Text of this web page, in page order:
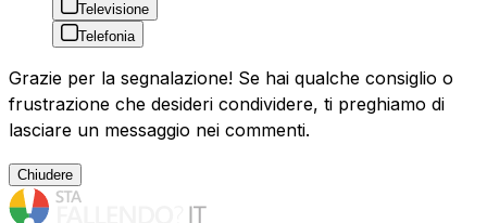
Televisione
Telefonia
Grazie per la segnalazione! Se hai qualche consiglio o
frustrazione che desideri condividere, ti preghiamo di
lasciare un messaggio nei commenti.
Chiudere